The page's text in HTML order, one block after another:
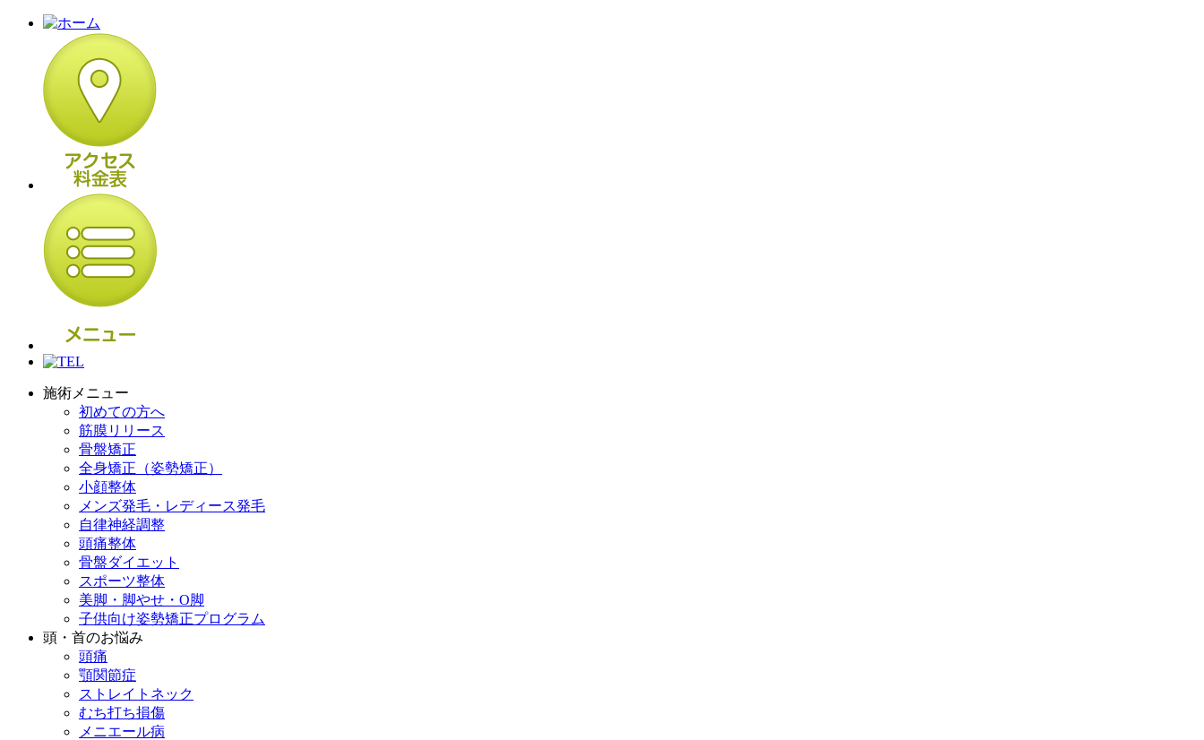
施術メニュー
初めての方へ
筋膜リリース
骨盤矯正
全身矯正（姿勢矯正）
小顔整体
メンズ発毛・レディース発毛
自律神経調整
頭痛整体
骨盤ダイエット
スポーツ整体
美脚・脚やせ・O脚
子供向け姿勢矯正プログラム
頭・首のお悩み
頭痛
顎関節症
ストレイトネック
むち打ち損傷
メニエール病